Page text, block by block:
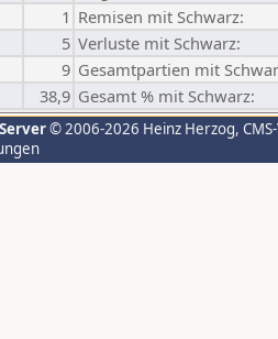
1 Remisen mit Schwarz:
5 Verluste mit Schwarz:
9 Gesamtpartien mit
38,9 Gesamt % mit Schwarz:
© 2006-2026 Heinz Herzog,